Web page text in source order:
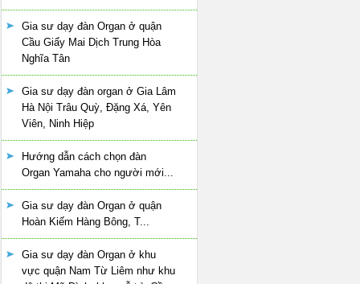
Gia sư dạy đàn Organ ở quận
Cầu Giấy Mai Dịch Trung Hòa
Nghĩa Tân
Gia sư dạy đàn organ ở Gia Lâm
Hà Nội Trâu Quỳ, Đặng Xá, Yên
Viên, Ninh Hiệp
Hướng dẫn cách chọn đàn
Organ Yamaha cho người mới...
Gia sư dạy đàn Organ ở quận
Hoàn Kiếm Hàng Bông, T...
Gia sư dạy đàn Organ ở khu
vực quận Nam Từ Liêm như khu